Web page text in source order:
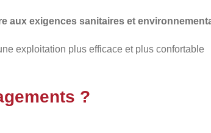
aux exigences sanitaires et
exploitation plus efficace et plus confortable
?